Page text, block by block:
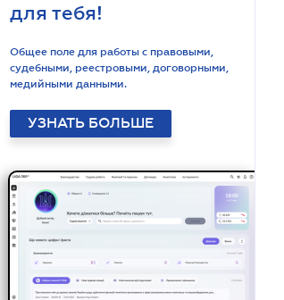
для тебя!
Общее поле для работы с правовыми,
судебными, реестровыми, договорными,
медийными данными.
УЗНАТЬ БОЛЬШЕ